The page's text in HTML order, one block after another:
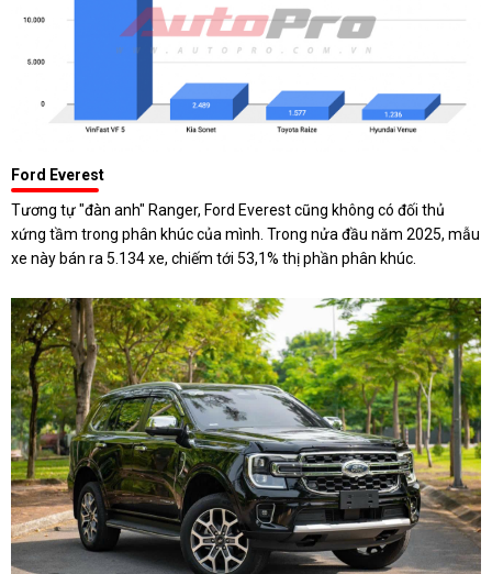
Ford Everest
Tương tự "đàn anh" Ranger, Ford Everest cũng không có đối thủ
xứng tầm trong phân khúc của mình. Trong nửa đầu năm 2025, mẫu
xe này bán ra 5.134 xe, chiếm tới 53,1% thị phần phân khúc.